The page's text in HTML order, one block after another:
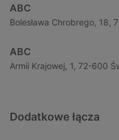
ABC
Bolesława Chrobrego, 18,
ABC
Armii Krajowej, 1, 72-600
Dodatkowe łącza